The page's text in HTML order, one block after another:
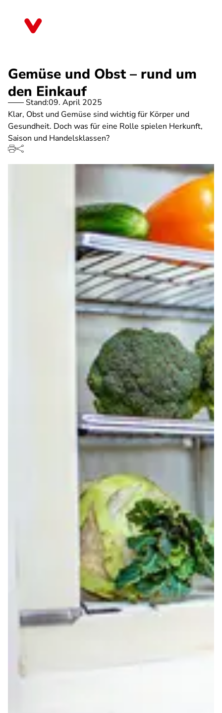
Gemüse und Obst – rund um
den Einkauf
Stand:09. April 2025
Klar, Obst und Gemüse sind wichtig für Körper und
Gesundheit. Doch was für eine Rolle spielen Herkunft,
Saison und Handelsklassen?